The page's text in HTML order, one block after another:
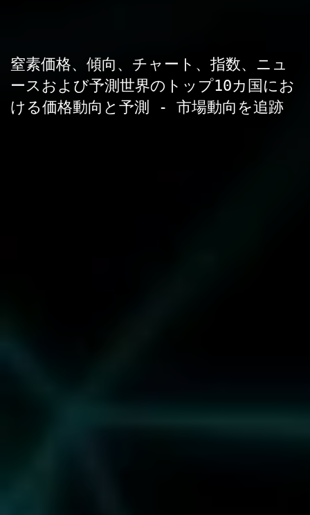
窒素価格、傾向、チャート、指数、ニュ
ースおよび予測世界のトップ10カ国にお
ける価格動向と予測 - 市場動向を追跡